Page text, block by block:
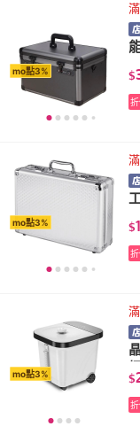
mo點3% $
mo點3% $
mo點3% $